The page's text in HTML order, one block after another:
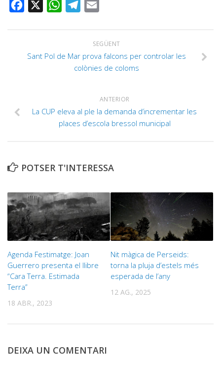
FACEBOOK
WHATSAPPTELEGRAM
SEGÜENT
Sant Pol de Mar prova falcons per controlar les
colònies de coloms
ANTERIOR
La CUP eleva al ple la demanda d’incrementar les
places d’escola bressol municipal
POTSER T'INTERESSA
Agenda Festimatge: Joan
Guerrero presenta el llibre
“Cara Terra. Estimada
Terra”
18 ABR., 2023
Nit màgica de Perseids:
torna la pluja d’estels més
esperada de l’any
12 AG., 2025
DEIXA UN COMENTARI